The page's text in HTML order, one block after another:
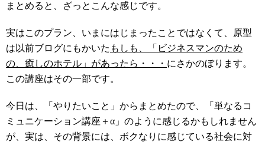
まとめると、ざっとこんな感じです。
実はこのプラン、いまにはじまったことではなくて、原型
は以前ブログにもかいた もしも、「ビジネスマンのため
の、癒しのホテル」があったら・・・ にさかのぼります。
この講座はその一部です。
今日は、「やりたいこと」からまとめたので、「単なるコ
ミュニケーション講座＋α」のように感じるかもしれません
が、実は、その背景には、ボクなりに感じている社会に対